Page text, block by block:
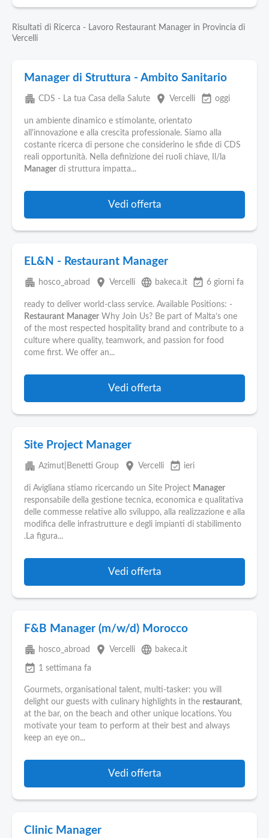
Risultati di Ricerca - Lavoro Restaurant Manager in Provincia di
Vercelli
Manager di Struttura - Ambito Sanitario
apartment CDS - La tua Casa della Salute place Vercelli event_available oggi
un ambiente dinamico e stimolante, orientato
all'innovazione e alla crescita professionale. Siamo alla
costante ricerca di persone che considerino le sfide di CDS
reali opportunità. Nella definizione dei ruoli chiave, Il/la
Manager di struttura impatta...
Vedi offerta
EL&N - Restaurant Manager
apartment hosco_abroad place Vercelli language bakeca.it event_available 6 giorni fa
ready to deliver world-class service. Available Positions: -
Restaurant Manager Why Join Us? Be part of Malta’s one
of the most respected hospitality brand and contribute to a
culture where quality, teamwork, and passion for food
come first. We offer an...
Vedi offerta
Site Project Manager
apartment Azimut|Benetti Group place Vercelli event_available ieri
di Avigliana stiamo ricercando un Site Project Manager
responsabile della gestione tecnica, economica e qualitativa
delle commesse relative allo sviluppo, alla realizzazione e alla
modifica delle infrastrutture e degli impianti di stabilimento
.La figura...
Vedi offerta
F&B Manager (m/w/d) Morocco
apartment hosco_abroad place Vercelli language bakeca.it
event_available 1 settimana fa
Gourmets, organisational talent, multi-tasker: you will
delight our guests with culinary highlights in the restaurant,
at the bar, on the beach and other unique locations. You
motivate your team to perform at their best and always
keep an eye on...
Vedi offerta
Clinic Manager